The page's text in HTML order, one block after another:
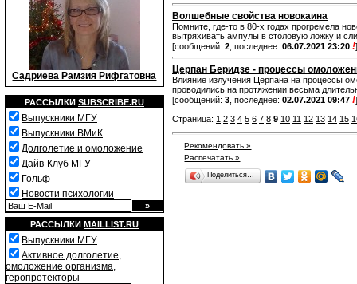
Садриева Рамзия Рифгатовна
РАССЫЛКИ SUBSCRIBE.RU
Выпускники МГУ
Выпускники ВМиК
Долголетие и омоложение
Дайв-Клуб МГУ
Гольф
Новости психологии
РАССЫЛКИ MAILLIST.RU
Выпускники МГУ
Активное долголетие,
омоложение организма,
геропротекторы
Волшебные свойства новокаина
Помните, где-то в 80-х годах прогремела
вытряхивать ампулы в столовую ложку и
[сообщений: 2 , последнее: 06.07.2021 23:20 !]
Церпан Беридзе - процессы
Влияние излучения Церпана на процессы
проводились на протяжении весьма
[сообщений: 3 , последнее: 02.07.2021 09:47 !]
Страница: 1 2 3 4 5 6 7 8 9 10 11 12 13 14 15
Рекомендовать »
Распечатать »
Поделиться…